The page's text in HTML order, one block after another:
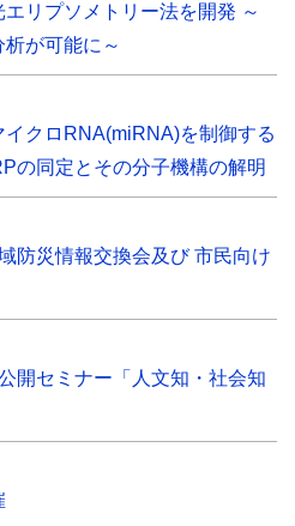
リプソメトリー法を開発 ～
が可能に～
クロRNA(miRNA)を制御する
の同定とその分子機構の解明
防災情報交換会及び 市民向け
開セミナー「人文知・社会知